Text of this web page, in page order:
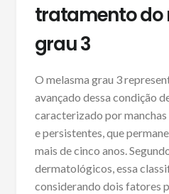
tratamento do
grau 3
O melasma grau 3
avançado dessa condição
caracterizado por
e persistentes, que
mais de cinco anos.
dermatológicos, essa
considerando dois fatores